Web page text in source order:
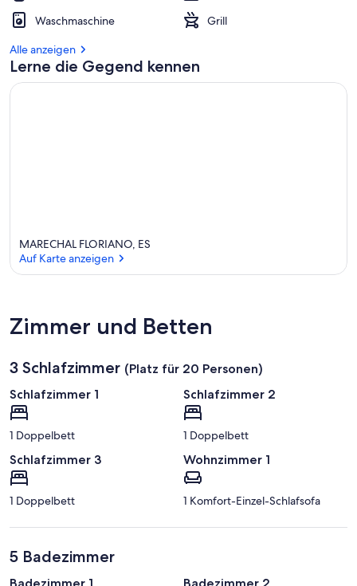
Waschmaschine
Grill
Alle anzeigen
Lerne die Gegend kennen
MARECHAL FLORIANO, ES
Auf Karte anzeigen
Zimmer und Betten
3 Schlafzimmer (Platz für 20 Personen)
Schlafzimmer 1
1 Doppelbett
Schlafzimmer 2
1 Doppelbett
Schlafzimmer 3
1 Doppelbett
Wohnzimmer 1
1 Komfort-Einzel-Schlafsofa
5 Badezimmer